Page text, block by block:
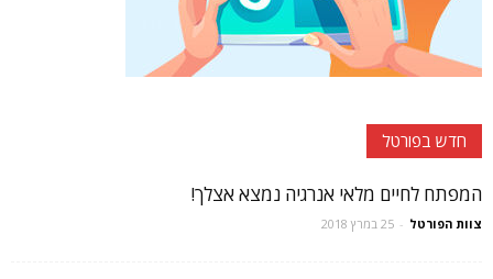
חדש בפורטל
המפתח לחיים מלאי אנרגיה נמצא אצלך!
צוות הפורטל - 25 במרץ 2018